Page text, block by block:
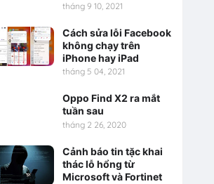
tháng 9 10, 2021
Cách sửa lỗi Facebook
không chạy trên
iPhone hay iPad
tháng 5 04, 2021
Oppo Find X2 ra mắt
tuần sau
tháng 2 26, 2020
Cảnh báo tin tặc khai
thác lỗ hổng từ
Microsoft và Fortinet